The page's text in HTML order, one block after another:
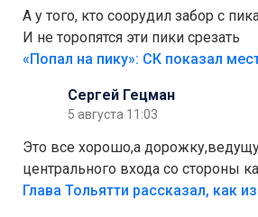
А у того, кто соорудил забор с
И не торопятся эти пики срезать
Сергей Гецман
5 августа 11:03
Это все хорошо,а
центрального входа со стороны
аттракционам слабо доделать?А